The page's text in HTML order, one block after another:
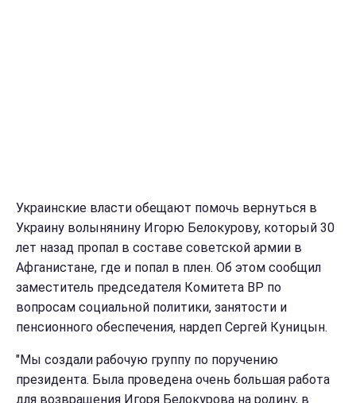
Украинские власти обещают помочь вернуться в
Украину волынянину Игорю Белокурову, который 30
лет назад пропал в составе советской армии в
Афганистане, где и попал в плен. Об этом сообщил
заместитель председателя Комитета ВР по
вопросам социальной политики, занятости и
пенсионного обеспечения, нардеп Сергей Куницын.
"Мы создали рабочую группу по поручению
президента. Была проведена очень большая работа
для возвращения Игоря Белокурова на родину, в